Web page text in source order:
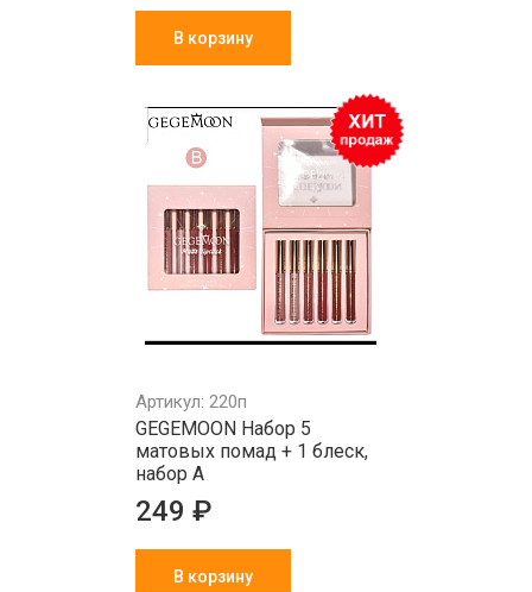
В корзину
Артикул: 220п
GEGEMOON Набор 5
матовых помад + 1 блеск,
набор А
249 ₽
В корзину